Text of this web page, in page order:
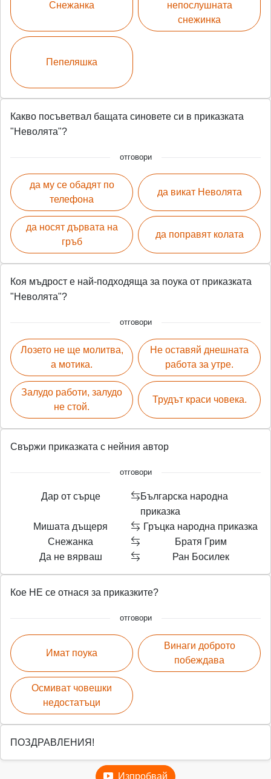
Снежанка
Пепеляшка
непослушната
снежинка
Какво посъветвал бащата синовете си в приказката
"Неволята"?
отговори
да му се обадят по
телефона
да носят дървата на
гръб
да викат Неволята
да поправят колата
Коя мъдрост е най-подходяща за поука от приказката
"Неволята"?
отговори
Лозето не ще молитва,
а мотика.
Залудо работи, залудо
не стой.
Не оставяй днешната
работа за утре.
Трудът краси човека.
Свържи приказката с нейния автор
отговори
Дар от сърце
Българска народна
приказка
Мишата дъщеря
Гръцка народна приказка
Снежанка
Братя Грим
Да не вярваш
Ран Босилек
Кое НЕ се отнася за приказките?
отговори
Имат поука
Осмиват човешки
недостатъци
Винаги доброто
побеждава
ПОЗДРАВЛЕНИЯ!
Изпробвай